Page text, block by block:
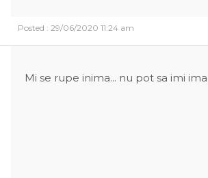
Posted : 29/06/2020 11:24 am
Mi se rupe inima... nu pot sa imi